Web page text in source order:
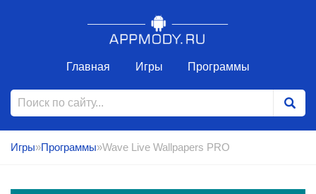
Главная Игры Программы
Игры»Программы»Wave Live Wallpapers PRO